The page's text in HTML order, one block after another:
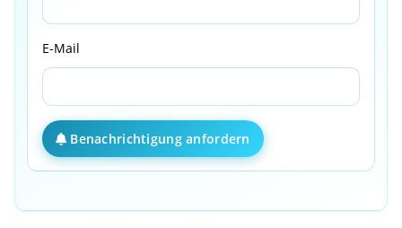
E-Mail
Benachrichtigung anfordern